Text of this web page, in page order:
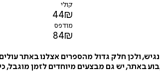
קולי
44₪
מודפס
84₪
ולכן חלק גדול מהספרים אצלנו באתר
באתר, יש גם מבצעים מיוחדים לזמן מוגבל,